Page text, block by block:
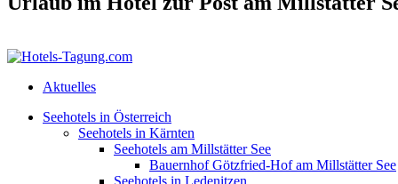
Aktuelles
Seehotels in Österreich
Seehotels in Kärnten
Seehotels am Millstätter See
Bauernhof Götzfried-Hof am Millstätter See
Seehotels in Ledenitzen